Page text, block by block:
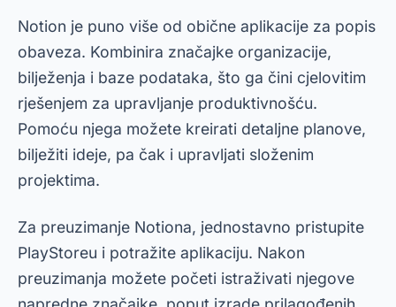
Notion je puno više od obične aplikacije za popis
obaveza. Kombinira značajke organizacije,
bilježenja i baze podataka, što ga čini cjelovitim
rješenjem za upravljanje produktivnošću.
Pomoću njega možete kreirati detaljne planove,
bilježiti ideje, pa čak i upravljati složenim
projektima.
Za preuzimanje Notiona, jednostavno pristupite
PlayStoreu i potražite aplikaciju. Nakon
preuzimanja možete početi istraživati njegove